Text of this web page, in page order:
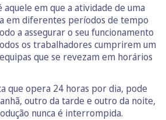
em que a atividade de uma
em diferentes períodos de tempo
a assegurar o seu funcionamento
os trabalhadores cumprirem um
que se revezam em horários
que opera 24 horas por dia, pode
outro da tarde e outro da noite,
nunca é interrompida.